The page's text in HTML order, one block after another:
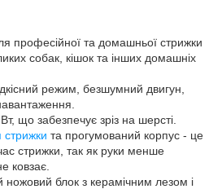
професійної та домашньої стрижки
собак, кішок та інших домашніх
режим, безшумний двигун,
що забезпечує зріз на шерсті.
та прогумований корпус - це
час стрижки, так як руки менше
ковзає.
блок з керамічним лезом і